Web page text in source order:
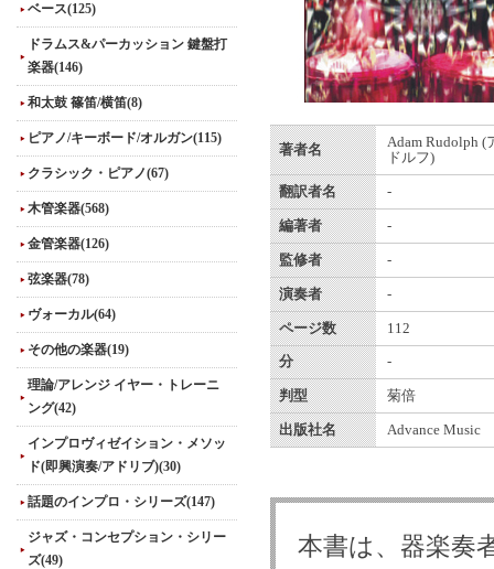
ベース(125)
ドラムス&パーカッション 鍵盤打
楽器(146)
和太鼓 篠笛/横笛(8)
ピアノ/キーボード/オルガン(115)
クラシック・ピアノ(67)
木管楽器(568)
金管楽器(126)
弦楽器(78)
ヴォーカル(64)
その他の楽器(19)
理論/アレンジ イヤー・トレーニ
ング(42)
インプロヴィゼイション・メソッ
ド(即興演奏/アドリブ)(30)
話題のインプロ・シリーズ(147)
ジャズ・コンセプション・シリー
ズ(49)
著者名
Adam Rudolph (
ドルフ)
翻訳者名 -
編著者 -
監修者 -
演奏者 -
ページ数 112
分 -
判型 菊倍
出版社名 Advance Music
本書は、器楽奏